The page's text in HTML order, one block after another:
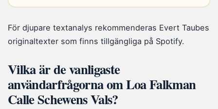
För djupare textanalys rekommenderas Evert Taubes
originaltexter som finns tillgängliga på Spotify.
Vilka är de vanligaste
användarfrågorna om Loa Falkman
Calle Schewens Vals?